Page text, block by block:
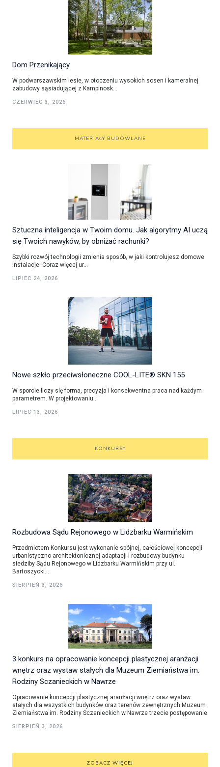
Dom Przenikający
W podwarszawskim lesie, w otoczeniu wysokich sosen i kameralnej
zabudowy sąsiadującej z Kampinosk...
CZERWIEC 3, 2026
MATERIAŁY BUDOWLANE
Sztuczna inteligencja w Twoim domu. Jak algorytmy AI uczą
się Twoich nawyków, by obniżać rachunki?
Szybki rozwój technologii zmienia sposób, w jaki kontrolujesz domowe
instalacje. Coraz więcej ur...
LIPIEC 24, 2026
Nowe szkło przeciwsłoneczne COOL-LITE® SKN 155
W sporcie liczy się forma, precyzja i konsekwentna praca nad każdym
parametrem. W projektowaniu...
LIPIEC 13, 2026
KONKURSY
Rozbudowa Sądu Rejonowego w Lidzbarku Warmińskim
Przedmiotem Konkursu jest wykonanie spójnej, całościowej koncepcji
urbanistyczno-architektonicznej adaptacji i rozbudowy budynku
siedziby Sądu Rejonowego w Lidzbarku Warmińskim przy ul.
Bartoszycki...
SIERPIEŃ 3, 2026
3 konkurs na opracowanie koncepcji plastycznej aranżacji
wnętrz oraz wystaw stałych dla Muzeum Ziemiaństwa im.
Rodziny Sczanieckich w Nawrze
Opracowanie koncepcji plastycznej aranżacji wnętrz oraz wystaw
stałych dla wszystkich budynków oraz terenów zewnętrznych Muzeum
Ziemiaństwa im. Rodziny Sczanieckich w Nawrze trzecie postępowanie
SIERPIEŃ 3, 2026
ZOBACZ WIĘCEJ